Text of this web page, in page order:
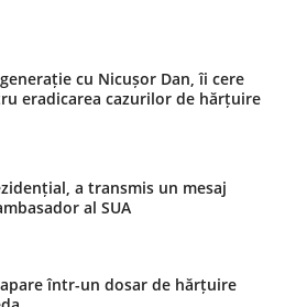
cu Nicușor Dan, îi cere
eradicarea cazurilor de hărțuire
a transmis un mesaj
al SUA
într-un dosar de hărțuire